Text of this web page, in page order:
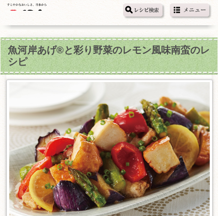
魚河岸あげ®と彩り野菜のレモン風味南蛮のレ
シピ